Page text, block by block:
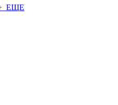
ЕЩЕ